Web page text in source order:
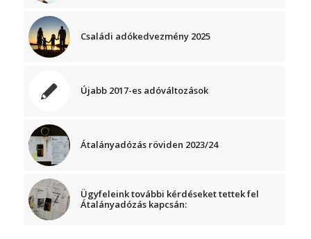
Családi adókedvezmény 2025
Újabb 2017-es adóváltozások
Átalányadózás röviden 2023/24
Ügyfeleink további kérdéseket tettek fel
Átalányadózás kapcsán: